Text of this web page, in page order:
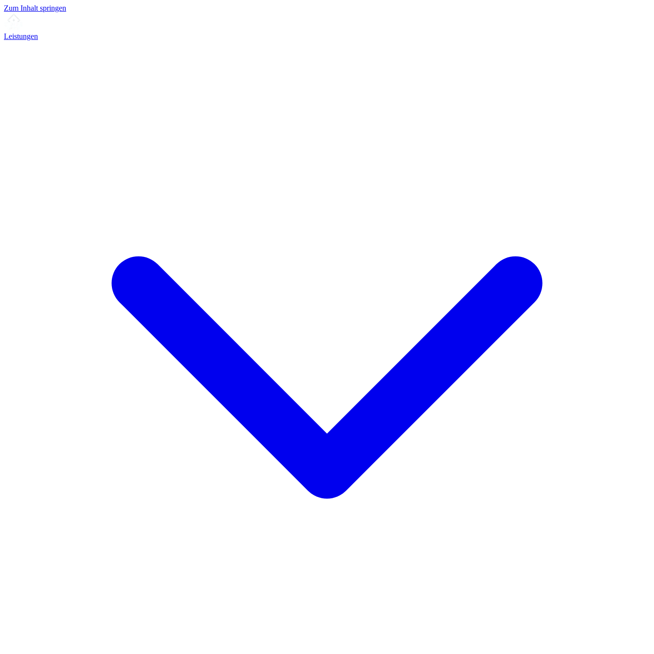
Zum Inhalt springen
Leistungen